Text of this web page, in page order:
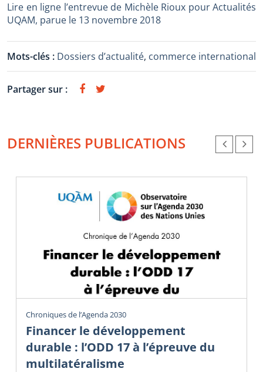
Lire en ligne l’entrevue de Michèle Rioux pour Actualités
UQAM, parue le 13 novembre 2018
Mots-clés : Dossiers d’actualité, commerce international
Partager sur :
DERNIÈRES PUBLICATIONS
Chroniques de l’Agenda 2030
Financer le développement
durable : l’ODD 17 à l’épreuve du
multilatéralisme